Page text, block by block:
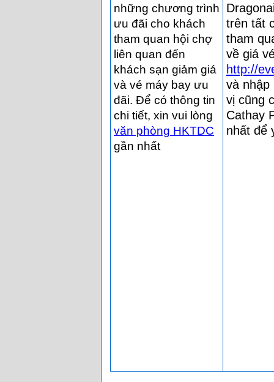
những chương trình
ưu đãi cho khách
tham quan hội chợ
liên quan đến
khách sạn giảm giá
và vé máy bay ưu
đãi. Để có thông tin
chi tiết, xin vui lòng
văn phòng HKTDC
gần nhất
trên tất
tham
về giá
http://
và
vị cũng
Cathay
nhất để